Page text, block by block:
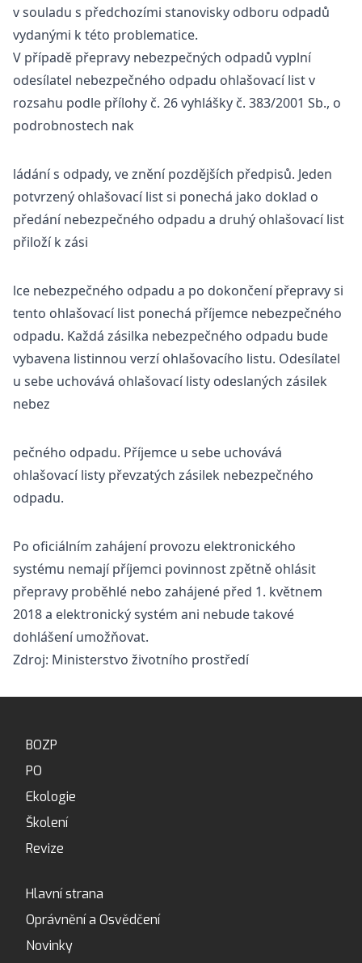
v souladu s předchozími stanovisky odboru odpadů
vydanými k této problematice.
V případě přepravy nebezpečných odpadů vyplní
odesílatel nebezpečného odpadu ohlašovací list v
rozsahu podle přílohy č. 26 vyhlášky č. 383/2001 Sb., o
podrobnostech nak
ládání s odpady, ve znění pozdějších předpisů. Jeden
potvrzený ohlašovací list si ponechá jako doklad o
předání nebezpečného odpadu a druhý ohlašovací list
přiloží k zási
lce nebezpečného odpadu a po dokončení přepravy si
tento ohlašovací list ponechá příjemce nebezpečného
odpadu. Každá zásilka nebezpečného odpadu bude
vybavena listinnou verzí ohlašovacího listu. Odesílatel
u sebe uchovává ohlašovací listy odeslaných zásilek
nebez
pečného odpadu. Příjemce u sebe uchovává
ohlašovací listy převzatých zásilek nebezpečného
odpadu.
Po oficiálním zahájení provozu elektronického
systému nemají příjemci povinnost zpětně ohlásit
přepravy proběhlé nebo zahájené před 1. květnem
2018 a elektronický systém ani nebude takové
dohlášení umožňovat.
Zdroj: Ministerstvo životního prostředí
BOZP
PO
Ekologie
Školení
Revize
Hlavní strana
Oprávnění a Osvědčení
Novinky